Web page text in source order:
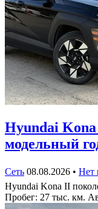
Hyundai
модельный
Сеть 08.08.2026 • Нет
Hyundai Kona II
Пробег: 27 тыс. км.